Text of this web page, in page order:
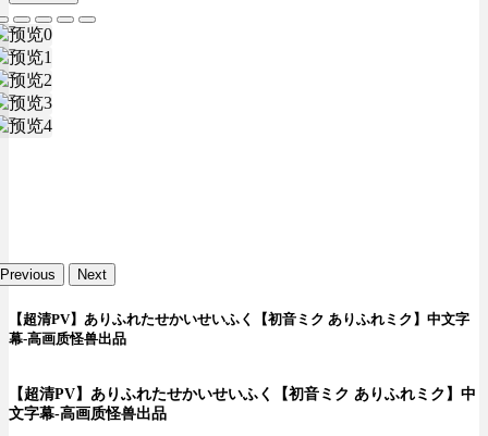
Previous Next
【超清PV】ありふれたせかいせいふく【初音ミク ありふれミク】中文字
幕-高画质怪兽出品
【超清PV】ありふれたせかいせいふく【初音ミク ありふれミク】中
文字幕-高画质怪兽出品